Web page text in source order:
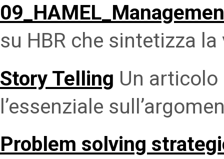
su HBR che sintetizza
Story Telling Un
l’essenziale
Problem solving